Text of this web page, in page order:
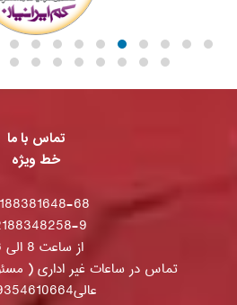
تماس با ما
خط ویژه
68
9
از ساعت 8 الی 16
تماس در ساعات غیر اداری (
عالی09354610664